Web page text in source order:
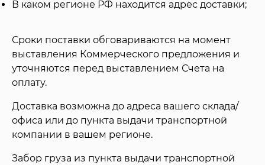
В каком регионе РФ находится адрес доставки;
Сроки поставки обговариваются на момент
выставления Коммерческого предложения и
уточняются перед выставлением Счета на
оплату.
Доставка возможна до адреса вашего склада/
офиса или до пункта выдачи транспортной
компании в вашем регионе.
Забор груза из пункта выдачи транспортной